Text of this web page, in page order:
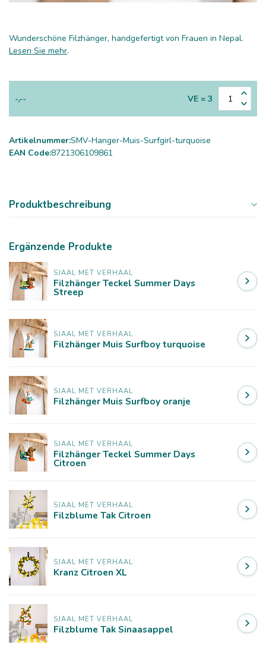
Wunderschöne Filzhänger, handgefertigt von Frauen in Nepal.
Lesen Sie mehr.
-,-- VE = 3
Artikelnummer:SMV-Hanger-Muis-Surfgirl-turquoise
EAN Code:8721306109861
Produktbeschreibung
Ergänzende Produkte
SJAAL MET VERHAAL
Filzhänger Teckel Summer Days
Streep
SJAAL MET VERHAAL
Filzhänger Muis Surfboy turquoise
SJAAL MET VERHAAL
Filzhänger Muis Surfboy oranje
SJAAL MET VERHAAL
Filzhänger Teckel Summer Days
Citroen
SJAAL MET VERHAAL
Filzblume Tak Citroen
SJAAL MET VERHAAL
Kranz Citroen XL
SJAAL MET VERHAAL
Filzblume Tak Sinaasappel